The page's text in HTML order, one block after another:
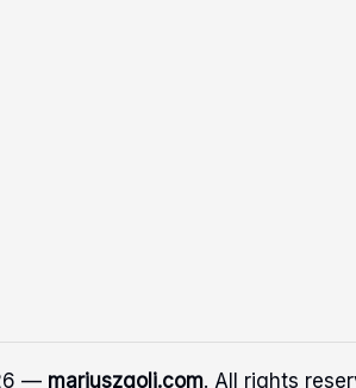
— mariuszgoli.com. All rights